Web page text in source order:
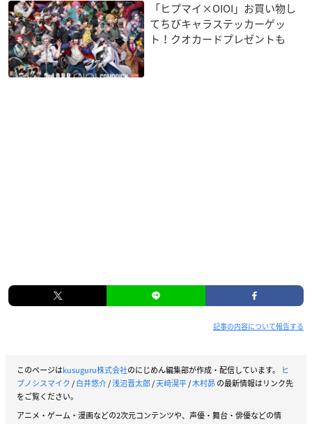
「ヒプマイ×OIOI」お買い物し
てちびキャラステッカーゲッ
ト！クオカードプレゼントも
記事の内容について報告する
このページはkusuguru株式会社のにじめん編集部が作成・配信しています。
ヒ
プノシスマイク/白井悠介/浅沼晋太郎/天﨑滉平/木村昴 の最新情報はリンク先
をご覧ください。
アニメ・ゲーム・漫画などの2次元コンテンツや、声優・舞台・俳優などの情